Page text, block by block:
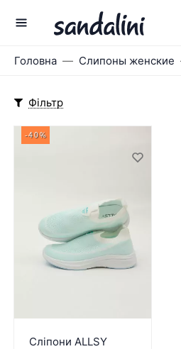
Головна Слипоны женские
Фільтр
-40%
Сліпони ALLSY